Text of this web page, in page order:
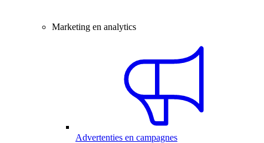
Marketing en analytics
Advertenties en campagnes